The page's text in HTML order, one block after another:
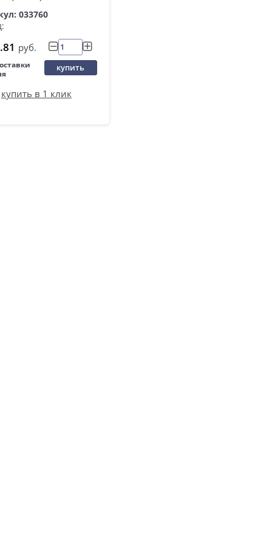
033760
руб.
купить
купить в 1 клик